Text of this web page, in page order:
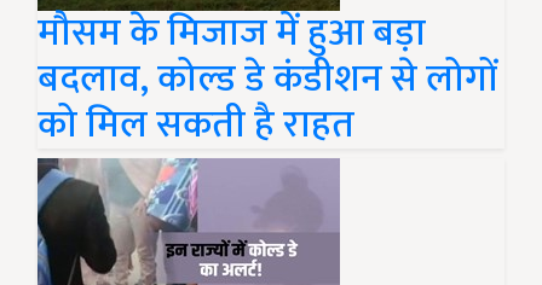
मौसम के मिजाज में हुआ बड़ा
बदलाव, कोल्ड डे कंडीशन से लोगों
को मिल सकती है राहत